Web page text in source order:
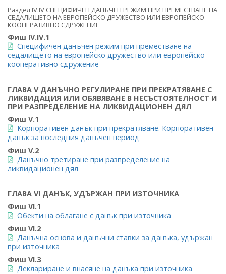
Раздел IV.IV СПЕЦИФИЧЕН ДАНЪЧЕН РЕЖИМ ПРИ ПРЕМЕСТВАНЕ НА
СЕДАЛИЩЕТО НА ЕВРОПЕЙСКО ДРУЖЕСТВО ИЛИ ЕВРОПЕЙСКО
КООПЕРАТИВНО СДРУЖЕНИЕ
Фиш IV.ІV.1
Специфичен данъчен режим при преместване на
седалището на европейско дружество или европейско
кооперативно сдружение
ГЛАВА V ДАНЪЧНО РЕГУЛИРАНЕ ПРИ ПРЕКРАТЯВАНЕ С
ЛИКВИДАЦИЯ ИЛИ ОБЯВЯВАНЕ В НЕСЪСТОЯТЕЛНОСТ И
ПРИ РАЗПРЕДЕЛЕНИЕ НА ЛИКВИДАЦИОНЕН ДЯЛ
Фиш V.1
Корпоративен данък при прекратяване. Корпоративен
данък за последния данъчен период
Фиш V.2
Данъчно третиране при разпределение на
ликвидационен дял
ГЛАВА VI ДАНЪК, УДЪРЖАН ПРИ ИЗТОЧНИКА
Фиш VI.1
Обекти на облагане с данък при източника
Фиш VI.2
Данъчна основа и данъчни ставки за данъка, удържан
при източника
Фиш VI.3
Деклариране и внасяне на данъка при източника